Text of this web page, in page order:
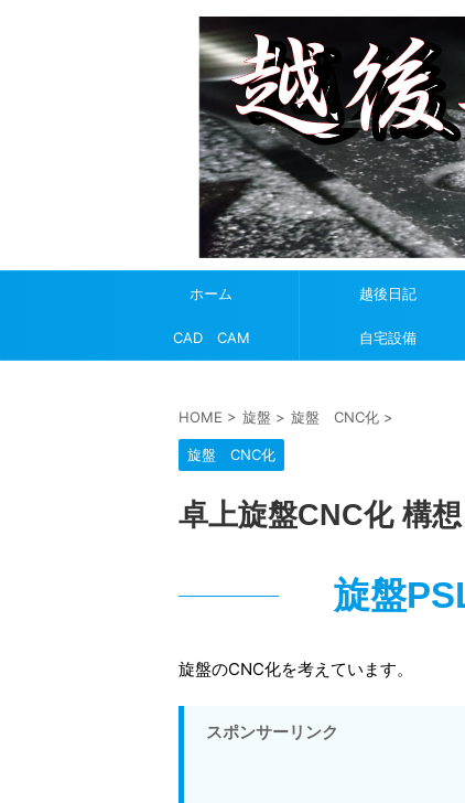
ホーム 越後日記
CAD CAM 自宅設備
HOME > 旋盤 > 旋盤 CNC化 >
旋盤 CNC化
卓上旋盤CNC化 構想
旋盤
旋盤のCNC化を考えています。
スポンサーリンク